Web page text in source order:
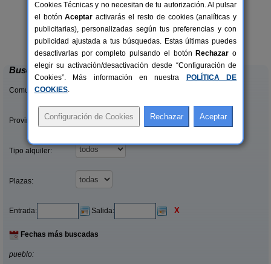
7+2 pers.
desde25 €
A Curiscada
Arzúa (A Coruña)
Buscar
Comunidades:
Provincias/Islas:
Tipo alquiler:
Plazas:
Entrada: Salida: X
Fechas más buscadas
pueblo:
Cookies Técnicas y no necesitan de tu autorización. Al pulsar
el botónAceptar activarás el resto de cookies (analíticas y
publicitarias), personalizadas según tus preferencias y con
publicidad ajustada a tus búsquedas. Estas últimas puedes
desactivarlas por completo pulsando el botón Rechazar o
elegir su activación/desactivación desde “Configuración de
Cookies”. Más información en nuestra
POLÍTICA DE
COOKIES.